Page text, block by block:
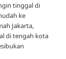
tinggal di
ke
Jakarta,
di tengah kota